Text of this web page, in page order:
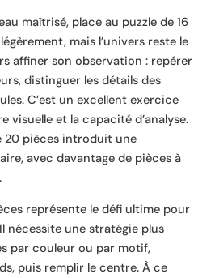
maîtrisé, place au puzzle de 16
mais l’univers reste le
affiner son observation : repérer
distinguer les détails des
C’est un excellent exercice
visuelle et la capacité d’analyse.
20 pièces introduit une
avec davantage de pièces à
représente le défi ultime pour
nécessite une stratégie plus
par couleur ou par motif,
puis remplir le centre. À ce